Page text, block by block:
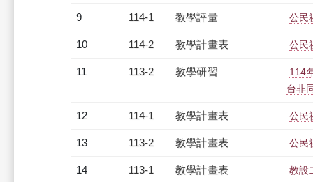
9 114-1 教學評量 公民
10 114-2 教學計畫表 公民
11 113-2 教學研習
114
台非
12 114-1 教學計畫表 公民
13 113-2 教學計畫表 公民
14 113-1 教學計畫表 教設